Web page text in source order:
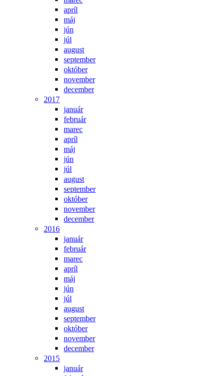
apríl
máj
jún
júl
august
september
október
november
december
2017
január
február
marec
apríl
máj
jún
júl
august
september
október
november
december
2016
január
február
marec
apríl
máj
jún
júl
august
september
október
november
december
2015
január